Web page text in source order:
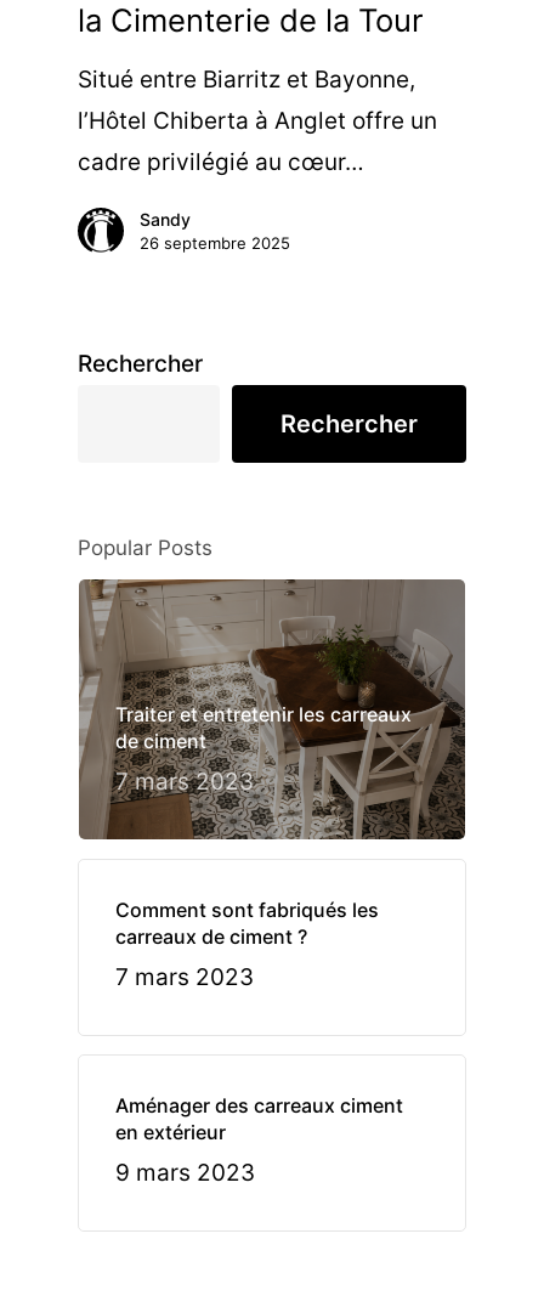
la Cimenterie de la Tour
Situé entre Biarritz et Bayonne,
l’Hôtel Chiberta à Anglet offre un
cadre privilégié au cœur…
Sandy
26 septembre 2025
Rechercher
Rechercher
Popular Posts
Traiter et entretenir les carreaux
de ciment
7 mars 2023
Comment sont fabriqués les
carreaux de ciment ?
7 mars 2023
Aménager des carreaux ciment
en extérieur
9 mars 2023